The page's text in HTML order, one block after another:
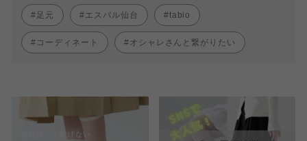
足元 エスパル仙台 tabio
コーディネート オシャレさんと繋がりたい